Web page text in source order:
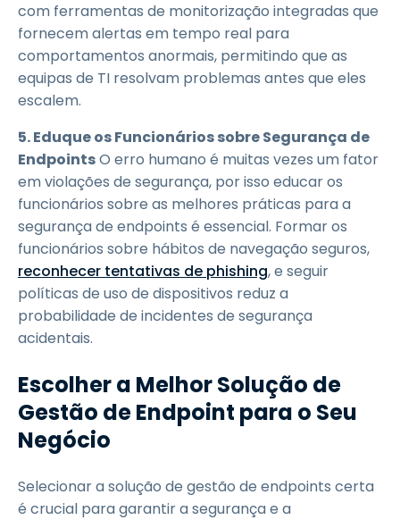
com ferramentas de monitorização integradas que
fornecem alertas em tempo real para
comportamentos anormais, permitindo que as
equipas de TI resolvam problemas antes que eles
escalem.
5. Eduque os Funcionários sobre Segurança de
EndpointsO erro humano é muitas vezes um fator
em violações de segurança, por isso educar os
funcionários sobre as melhores práticas para a
segurança de endpoints é essencial. Formar os
funcionários sobre hábitos de navegação seguros,
reconhecer tentativas de phishing, e seguir
políticas de uso de dispositivos reduz a
probabilidade de incidentes de segurança
acidentais.
Escolher a Melhor Solução de
Gestão de Endpoint para o Seu
Negócio
Selecionar a solução de gestão de endpoints certa
é crucial para garantir a segurança e a